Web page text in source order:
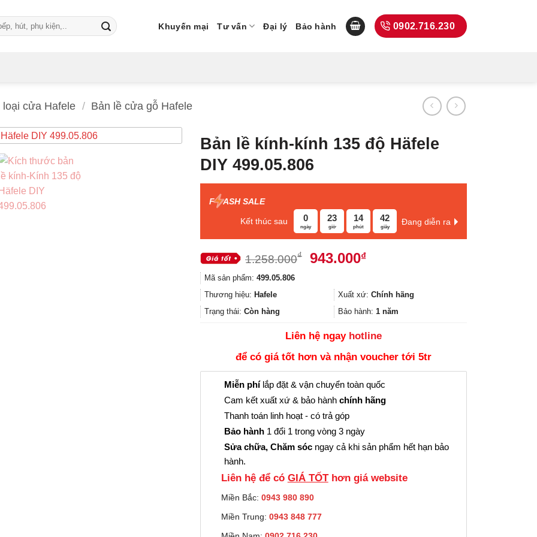
Khuyến mại Tư vấn Đại lý Bảo hành 0902.716.230
loại cửa Hafele / Bản lề cửa gỗ Hafele
Bản lề kính-kính 135 độ Häfele
DIY 499.05.806
F ASH SALE
Kết thúc sau 0
ngày
23
giờ
14
phút
41
giây
Đang diễn ra
1.258.000₫
Giá
1.258.000₫.
943.000₫Giá
là:
943.000₫.
Mã sản phẩm: 499.05.806
Thương hiệu: Hafele Xuất xứ: Chính hãng
Trạng thái: Còn hàng Bảo hành: 1 năm
Liên hệ ngay hotline
để có giá tốt hơn và nhận voucher tới 5tr
Miễn phílắp đặt & vận chuyển toàn quốc
Cam kết xuất xứ & bảo hành chính hãng
Thanh toán linh hoạt - có trả góp
Bảo hành 1 đổi 1 trong vòng 3 ngày
Sửa chữa, Chăm sóc ngay cả khi sản phẩm hết hạn bảo
hành.
Liên hệ để có GIÁ TỐThơn giá website
Miền Bắc: 0943 980 890
Miền Trung: 0943 848 777